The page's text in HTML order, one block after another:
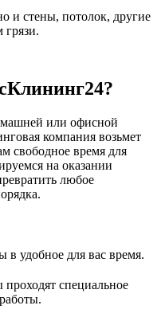
и стены, потолок, другие
грязи.
или офисной
компания возьмет
свободное время для
на оказании
любое
в удобное для вас время.
специальное